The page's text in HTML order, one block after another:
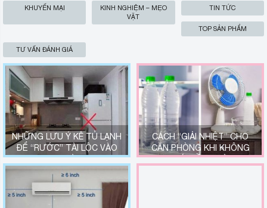
KHUYẾN MẠI
KINH NGHIỆM – MẸO
VẶT
TIN TỨC
TOP SẢN PHẨM
TƯ VẤN ĐÁNH GIÁ
NHỮNG LƯU Ý KÊ TỦ LẠNH
ĐỂ “RƯỚC” TÀI LỘC VÀO
NHÀ
CÁCH “GIẢI NHIỆT” CHO
CĂN PHÒNG KHI KHÔNG
CÓ ĐIỀU HOÀ